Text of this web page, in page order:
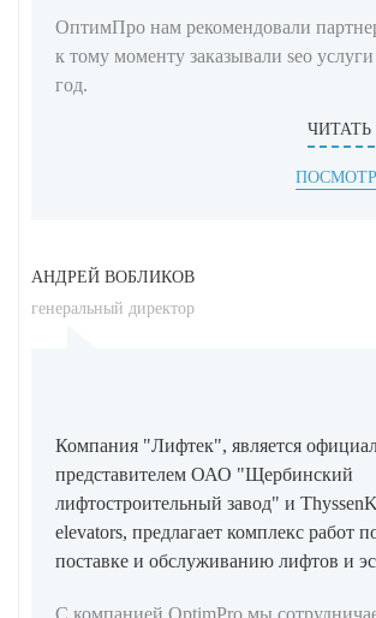
ОптимПро нам рекомендовали
к тому моменту заказывали seo
год.
АНДРЕЙ ВОБЛИКОВ
генеральный директор
Компания "Лифтек", является
представителем ОАО "Щербинский
лифтостроительный завод" и
elevators, предлагает комплекс работ
поставке и обслуживанию лифтов и
С компанией OptimPro мы